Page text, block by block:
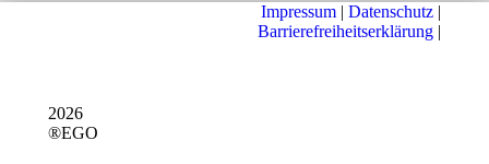
2026
®EGO
Impressum | Datenschutz |
Barrierefreiheitserklärung |